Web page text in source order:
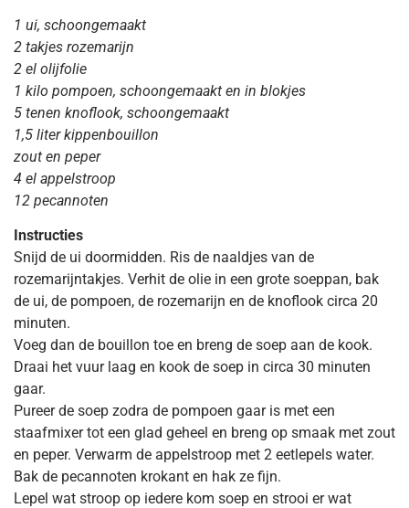
1 ui, schoongemaakt
2 takjes rozemarijn
2 el olijfolie
1 kilo pompoen, schoongemaakt en in blokjes
5 tenen knoflook, schoongemaakt
1,5 liter kippenbouillon
zout en peper
4 el appelstroop
12 pecannoten
Instructies
Snijd de ui doormidden. Ris de naaldjes van de
rozemarijntakjes. Verhit de olie in een grote soeppan, bak
de ui, de pompoen, de rozemarijn en de knoflook circa 20
minuten.
Voeg dan de bouillon toe en breng de soep aan de kook.
Draai het vuur laag en kook de soep in circa 30 minuten
gaar.
Pureer de soep zodra de pompoen gaar is met een
staafmixer tot een glad geheel en breng op smaak met zout
en peper. Verwarm de appelstroop met 2 eetlepels water.
Bak de pecannoten krokant en hak ze fijn.
Lepel wat stroop op iedere kom soep en strooi er wat